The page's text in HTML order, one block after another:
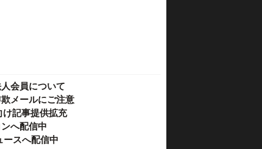
会員について
欺メールにご注意
け記事提供拡充
へ配信中
ースへ配信中